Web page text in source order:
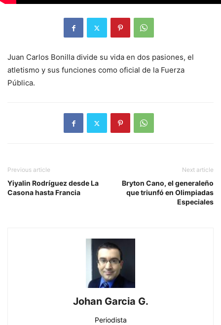
Juan Carlos Bonilla divide su vida en dos pasiones, el
atletismo y sus funciones como oficial de la Fuerza
Pública.
Previous article
Yiyalin Rodríguez desde La
Casona hasta Francia
Next article
Bryton Cano, el generaleño
que triunfó en Olimpiadas
Especiales
Johan Garcia G.
Periodista